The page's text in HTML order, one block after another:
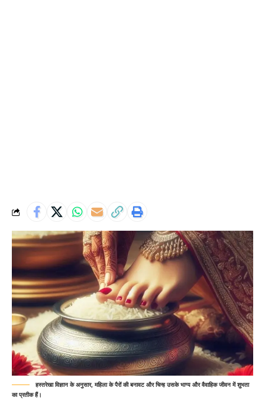
हस्तरेखा विज्ञान के अनुसार, महिला के पैरों की बनावट और चिन्ह उसके भाग्य और वैवाहिक जीवन में शुभता
का प्रतीक हैं।